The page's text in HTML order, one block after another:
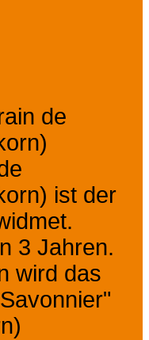
de
ist der
3 Jahren.
wird das